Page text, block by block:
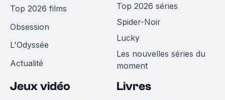
Top 2026 films
Obsession
L'Odyssée
Actualité
Top 2026 séries
Spider-Noir
Lucky
Les nouvelles séries du
moment
Jeux vidéo Livres